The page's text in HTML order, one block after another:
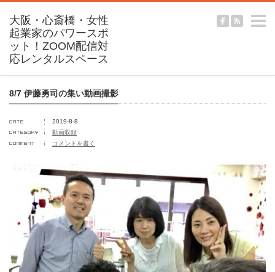
8/7 伊藤勇司の集い動画撮影
2019-8-8
動画収録
コメントを書く